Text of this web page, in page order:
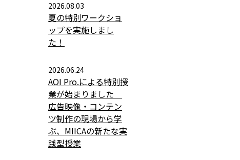
2026.08.03
夏の特別ワークショ
ップを実施しまし
た！
2026.06.24
AOI Pro.による特別授
業が始まりました
広告映像・コンテン
ツ制作の現場から学
ぶ、MIICAの新たな実
践型授業